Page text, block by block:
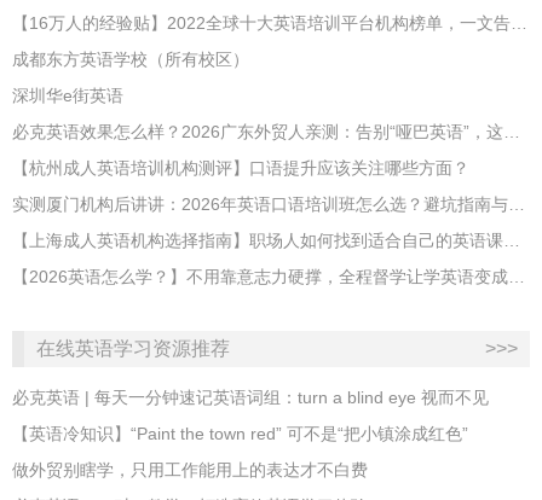
【16万人的经验贴】2022全球十大英语培训平台机构榜单，一文告诉你
成都东方英语学校（所有校区）
深圳华e街英语
必克英语效果怎么样？2026广东外贸人亲测：告别“哑巴英语”，这才是成年人最高效的自救指南！
【杭州成人英语培训机构测评】口语提升应该关注哪些方面？
实测厦门机构后讲讲：2026年英语口语培训班怎么选？避坑指南与高效学习新范式
【上海成人英语机构选择指南】职场人如何找到适合自己的英语课程？
【2026英语怎么学？】不用靠意志力硬撑，全程督学让学英语变成日常习惯
在线英语学习资源推荐 >>>
必克英语 | 每天一分钟速记英语词组：turn a blind eye 视而不见
​【英语冷知识】“Paint the town red” 可不是“把小镇涂成红色”
做外贸别瞎学，只用工作能用上的表达才不白费